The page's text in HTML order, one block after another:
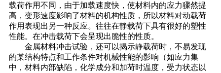
载荷作用不同，由于加载速度快，使材料内的应力骤然提
高，变形速度影响了材料的机构性质，所以材料对动载荷
作用表现出另一种反应。往往在静载荷下具有很好的塑性
性能。在冲击载荷下会呈现出脆性的性质。
金属材料冲击试验，还可以揭示静载荷时，不易发现
的某结构特点和工作条件对机械性能的影响（如应力集
中，材料内部缺陷，化学成分和加荷时温度，受力状态以